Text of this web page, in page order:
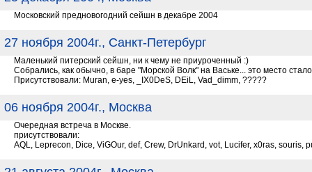
Московский предновогодний сейшн в декабре 2004
27 ноября 2004г., Санкт-Петербург
Маленький питерский сейшн, ни к чему не приуроченный :)
Собрались, как обычно, в баре "Морской Волк" на Ваське... это место
Присутствовали: Muran, e-yes, _IX0DeS, DEiL, Vad_dimm, ?????
06 ноября 2004г., Москва
Очередная встреча в Москве.
присутствовали:
AQL, Leprecon, Dice, ViGOur, def, Crew, DrUnkard, vot, Lucifer, x0ras, souris,